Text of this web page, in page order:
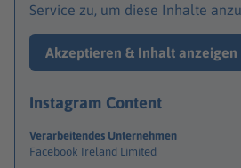
Service zu, um diese Inhalte
Akzeptieren & Inhalt anzeigen
Instagram Content
Verarbeitendes Unternehmen
Facebook Ireland Limited